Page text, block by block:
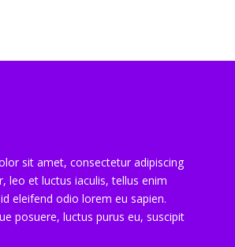
sit amet, consectetur adipiscing
leo et luctus iaculis, tellus enim
eleifend odio lorem eu sapien.
posuere, luctus purus eu, suscipit